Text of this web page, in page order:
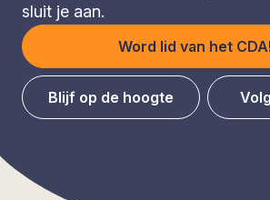
sluit je aan.
Word lid van het CDA!
Blijf op de hoogte